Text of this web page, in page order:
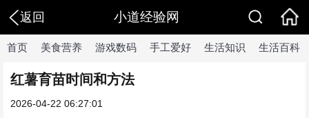
返回 小道经验网
首页 美食营养 游戏数码 手工爱好 生活知识 生活百科
红薯育苗时间和方法
2026-04-22 06:27:01